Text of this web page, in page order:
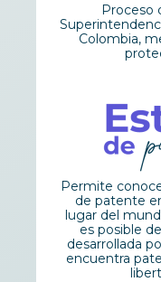
Proceso
Colombia,
Permite
de patente
lugar del
es posible
desarrollada
encuentra